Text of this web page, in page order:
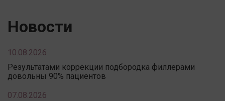
Новости
10.08.2026
Результатами коррекции подбородка филлерами
довольны 90% пациентов
07.08.2026